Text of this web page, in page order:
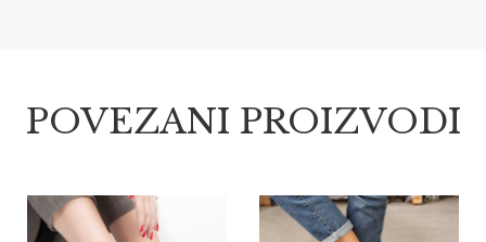
POVEZANI PROIZVODI